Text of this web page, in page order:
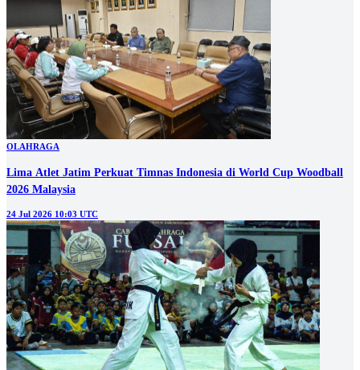
OLAHRAGA
Lima Atlet Jatim Perkuat Timnas Indonesia di World Cup Woodball
2026 Malaysia
24 Jul 2026 10:03 UTC